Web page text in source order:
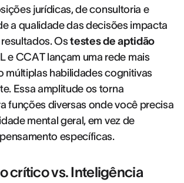
jurídicas, de consultoria e
a qualidade das decisões impacta
Ostestes de aptidão
e CCAT lançam uma rede mais
múltiplas habilidades cognitivas
Essa amplitude os torna
funções diversas onde você precisa
mental geral, em vez de
específicas.
crítico vs. Inteligência